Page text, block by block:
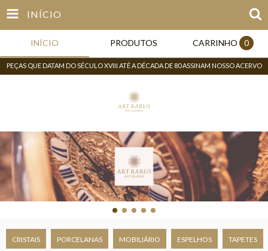
INÍCIO
INÍCIO PRODUTOS CARRINHO 0
PEÇAS QUE DATAM DO SÉCULO XVIII ATÉ A DÉCADA DE 80 ASSINAM NOSSO ACERVO
CRISTAIS PORCELANAS MOBILIÁRIO ESPELHOS TAPETES